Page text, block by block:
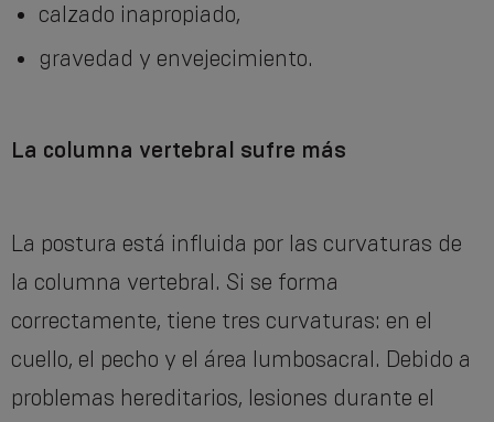
calzado inapropiado,
gravedad y envejecimiento.
La columna vertebral sufre más
La postura está influida por las curvaturas de
la columna vertebral. Si se forma
correctamente, tiene tres curvaturas: en el
cuello, el pecho y el área lumbosacral. Debido a
problemas hereditarios, lesiones durante el